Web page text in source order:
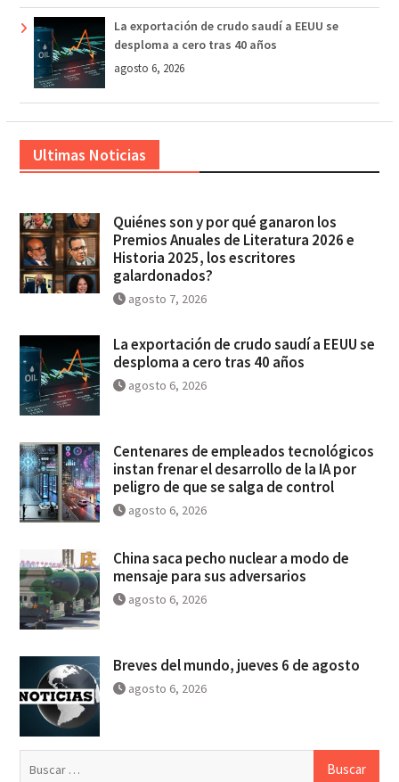
La exportación de crudo saudí a EEUU se
desploma a cero tras 40 años
agosto 6, 2026
Ultimas Noticias
Quiénes son y por qué ganaron los
Premios Anuales de Literatura 2026 e
Historia 2025, los escritores
galardonados?
agosto 7, 2026
La exportación de crudo saudí a EEUU se
desploma a cero tras 40 años
agosto 6, 2026
Centenares de empleados tecnológicos
instan frenar el desarrollo de la IA por
peligro de que se salga de control
agosto 6, 2026
China saca pecho nuclear a modo de
mensaje para sus adversarios
agosto 6, 2026
Breves del mundo, jueves 6 de agosto
agosto 6, 2026